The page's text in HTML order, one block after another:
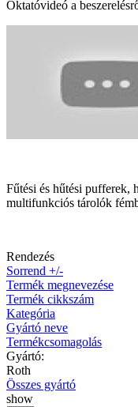
Oktatóvideó a
Fűtési és hűtési pufferek,
multifunkciós tárolók
Rendezés
Sorrend +/-
Termék megnevezése
Termék cikkszám
Kategória
Gyártó neve
Termékcsomagolás
Gyártó:
Roth
Összes gyártó
show